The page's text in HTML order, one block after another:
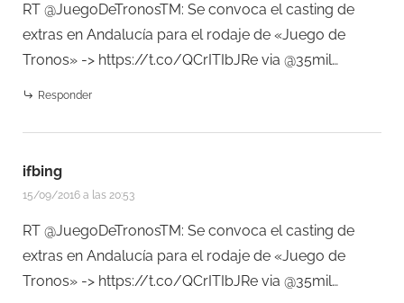
RT @JuegoDeTronosTM: Se convoca el casting de
extras en Andalucía para el rodaje de «Juego de
Tronos» -> https://t.co/QCrITIbJRe via @35mil…
Responder
ifbing
15/09/2016 a las 20:53
RT @JuegoDeTronosTM: Se convoca el casting de
extras en Andalucía para el rodaje de «Juego de
Tronos» -> https://t.co/QCrITIbJRe via @35mil…